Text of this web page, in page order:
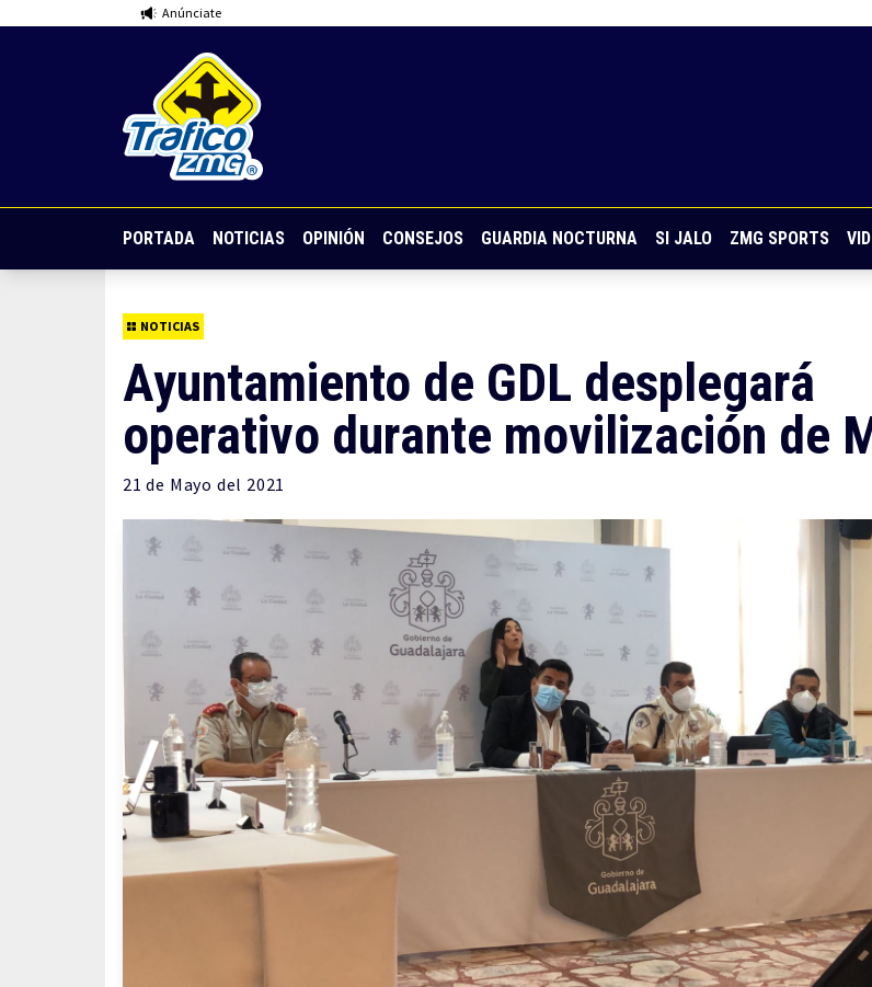
Anúnciate
PORTADA NOTICIAS OPINIÓN CONSEJOS GUARDIA NOCTURNA SI JALO ZMG SPORTS
NOTICIAS
Ayuntamiento de GDL desplegará
operativo durante movilización de
21 de Mayo del 2021